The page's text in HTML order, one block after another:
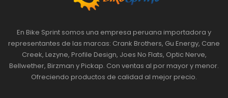
En Bike Sprint somos una empresa peruana importadora y
representantes de las marcas: Crank Brothers, Gu Energy, Cane
Creek, Lezyne, Profile Design, Joes No Flats, Optic Nerve,
Bellwether, Birzman y Pickap. Con ventas al por mayor y menor.
Ofreciendo productos de calidad al mejor precio.